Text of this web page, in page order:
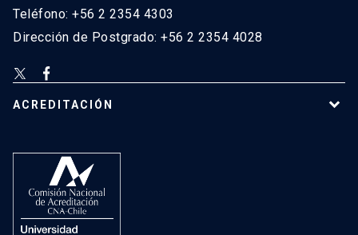
Teléfono: +56 2 2354 4303
Dirección de Postgrado: +56 2 2354 4028
ACREDITACIÓN